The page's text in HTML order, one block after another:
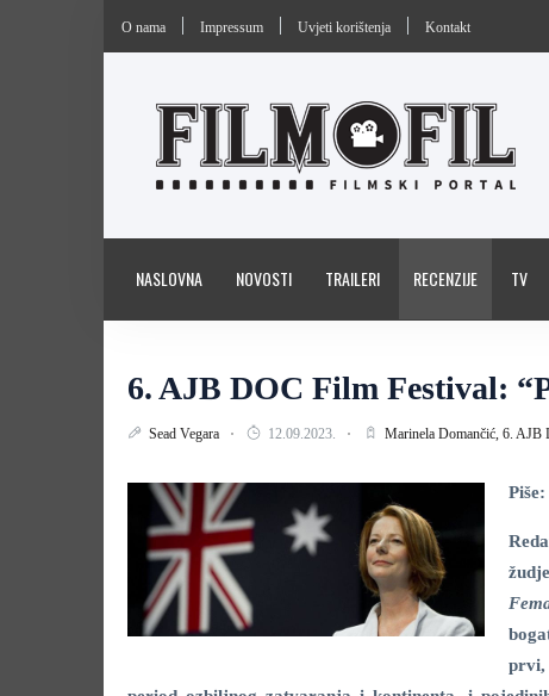
O nama Impressum Uvjeti korištenja Kontakt
NASLOVNA NOVOSTI TRAILERI RECENZIJE TV
6. AJB DOC Film Festival:
Sead Vegara 12.09.2023. Marinela Domančić, 6. AJB
prvi,